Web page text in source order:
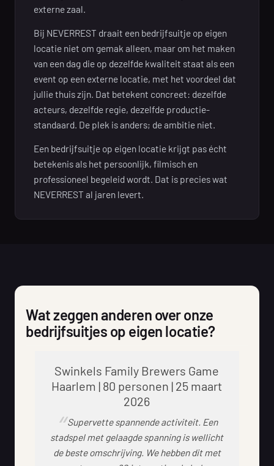
externe zaal.
Bij NEVERREST draait een bedrijfsuitje op eigen
locatie niet om gemak alleen, maar om het maken
van een dag die op dezelfde kwaliteit staat als een
event op een externe locatie, met het voordeel dat
jullie thuis zijn. Dat betekent concreet: dezelfde
acteurs, dezelfde regie, dezelfde productie-
standaard. De plek is anders; de ambitie niet.
Een bedrijfsuitje op eigen locatie krijgt pas écht
betekenis als het persoonlijk, filmisch en
professioneel begeleid wordt. Dat is precies wat
NEVERREST al jaren levert.
Wat zeggen anderen over onze
bedrijfsuitjes op eigen locatie?
Swinkels Family Brewers Game
Haarlem | 80 personen | 25 maart
2026
Supervette spannende activiteit. Een
stadspel met gelaagde spanning is wellicht
de beste omschrijving. We hebben dit met